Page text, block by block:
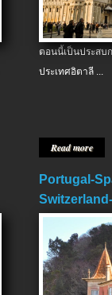
ตอนนี้เป็นประส
ประเทศอิตาลี ...
Read more
Portugal-